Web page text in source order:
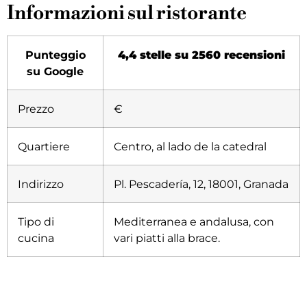
Informazioni sul ristorante
Punteggio
su Google
4,4 stelle su 2560 recensioni
Prezzo €
Quartiere Centro, al lado de la catedral
Indirizzo Pl. Pescadería, 12, 18001, Granada
Tipo di
cucina
Mediterranea e andalusa, con
vari piatti alla brace.